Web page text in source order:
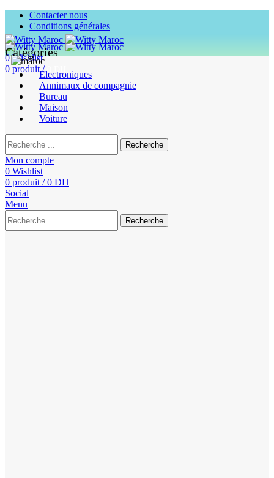
Contacter nous
Conditions générales
0Wishlist
0produit / DH
Catégories
Electroniques
Annimaux de compagnie
Bureau
Maison
Voiture
Recherche
Mon compte
0 Wishlist
0 produit / 0 DH
Social
Menu
Recherche